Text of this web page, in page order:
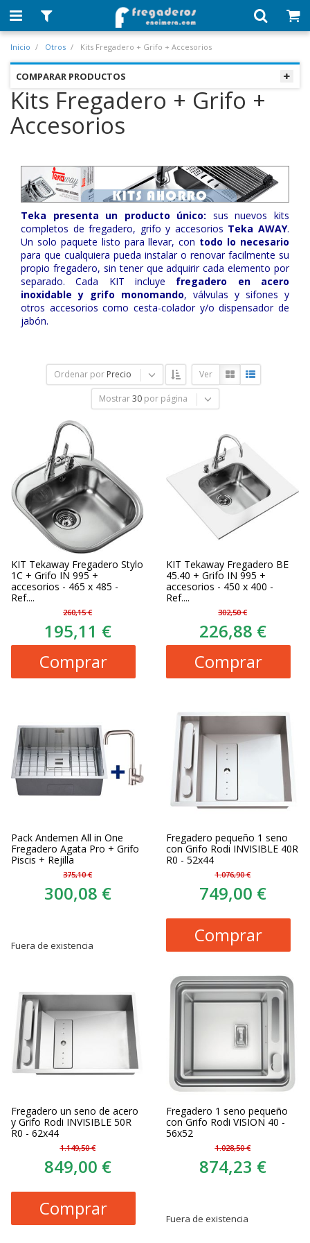
Inicio Otros Kits Fregadero + Grifo + Accesorios
COMPARAR PRODUCTOS
Kits Fregadero + Grifo +
Accesorios
Teka presenta un producto único: sus nuevos kits
completos de fregadero, grifo y accesorios Teka AWAY.
Un solo paquete listo para llevar, con todo lo necesario
para que cualquiera pueda instalar o renovar facilmente su
propio fregadero, sin tener que adquirir cada elemento por
separado. Cada KIT incluye fregadero en acero
inoxidable y grifo monomando, válvulas y sifones y
otros accesorios como cesta-colador y/o dispensador de
jabón.
Ordenar por Precio Ver
Mostrar 30 por página
KIT Tekaway Fregadero Stylo
1C + Grifo IN 995 +
accesorios - 465 x 485 -
Ref....
260,15 €
195,11 €
Comprar
KIT Tekaway Fregadero BE
45.40 + Grifo IN 995 +
accesorios - 450 x 400 -
Ref....
302,50 €
226,88 €
Comprar
Pack Andemen All in One
Fregadero Agata Pro + Grifo
Piscis + Rejilla
375,10 €
300,08 €
Fuera de existencia
Fregadero pequeño 1 seno
con Grifo Rodi INVISIBLE 40R
R0 - 52x44
1.076,90 €
749,00 €
Comprar
Fregadero un seno de acero
y Grifo Rodi INVISIBLE 50R
R0 - 62x44
1.149,50 €
849,00 €
Comprar
Fregadero 1 seno pequeño
con Grifo Rodi VISION 40 -
56x52
1.028,50 €
874,23 €
Fuera de existencia